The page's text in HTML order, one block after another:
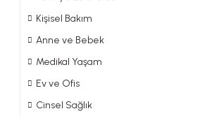
Kişisel Bakım
Anne ve Bebek
Medikal Yaşam
Ev ve Ofis
Cinsel Sağlık